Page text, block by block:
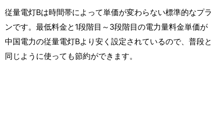
従量電灯Bは時間帯によって単価が変わらない標準的なプラ
ンです。最低料金と1段階目～3段階目の電力量料金単価が
中国電力の従量電灯Bより安く設定されているので、普段と
同じように使っても節約ができます。